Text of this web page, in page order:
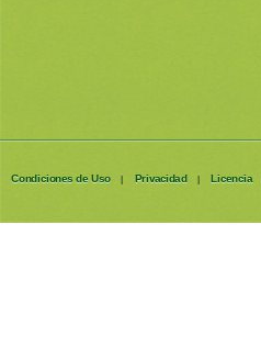
Condiciones de Uso | Privacidad | Licencia